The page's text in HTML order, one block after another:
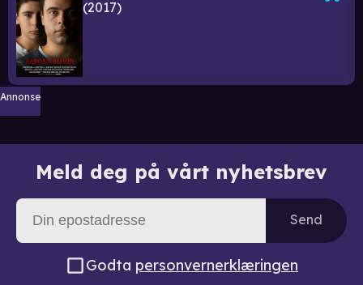
2017
Annonse
Meld deg på vårt nyhetsbrev
Send
Godta personvernerklæringen